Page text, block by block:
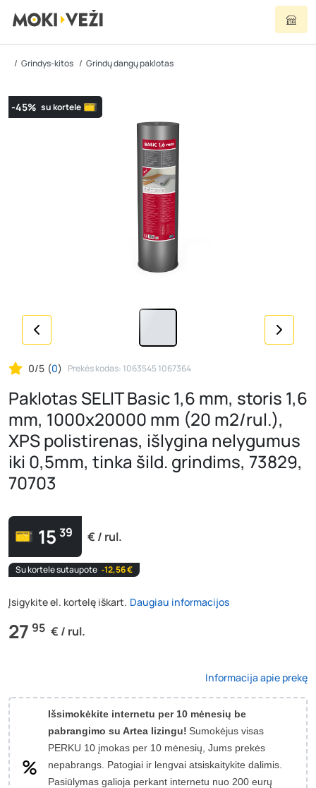
Grindys-kitos Grindų dangų paklotas
-45% su kortele
0/5 (0) Prekės kodas: 1063545 1067364
Paklotas SELIT Basic 1,6 mm, storis 1,6
mm, 1000x20000 mm (20 m2/rul.),
XPS polistirenas, išlygina nelygumus
iki 0,5mm, tinka šild. grindims, 73829,
70703
15 39 € / rul.
Su kortele sutaupote ‐12,56 €
Įsigykite el. kortelę iškart. Daugiau informacijos
27 95 € / rul.
Informacija apie prekę
Išsimokėkite internetu per 10 mėnesių be
pabrangimo su Artea lizingu! Sumokėjus visas
PERKU 10 įmokas per 10 mėnesių, Jums prekės
nepabrangs. Patogiai ir lengvai atsiskaitykite dalimis.
Pasiūlymas galioja perkant internetu nuo 200 eurų